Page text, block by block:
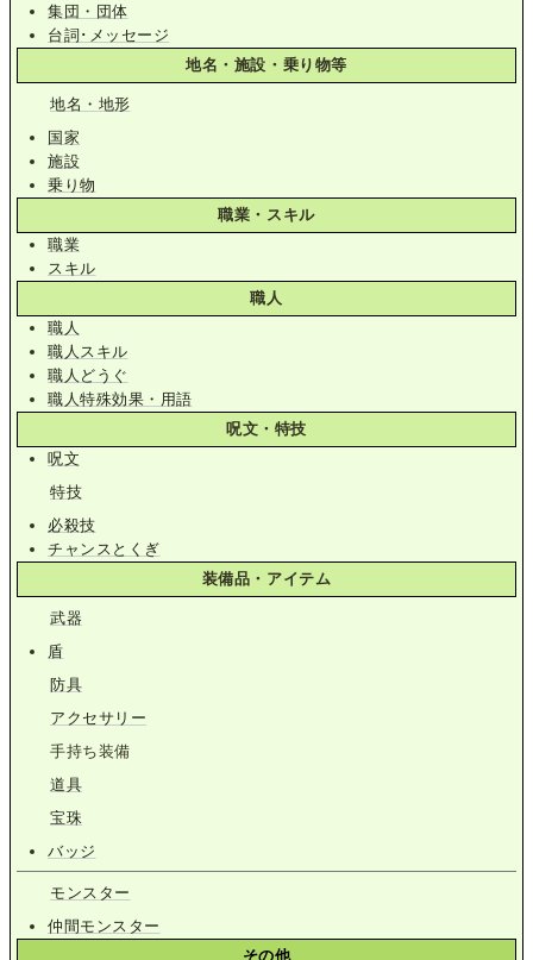
集団・団体
台詞･メッセージ
地名・施設・乗り物等
地名・地形
国家
施設
乗り物
職業・スキル
職業
スキル
職人
職人
職人スキル
職人どうぐ
職人特殊効果・用語
呪文・特技
呪文
特技
必殺技
チャンスとくぎ
装備品・アイテム
武器
盾
防具
アクセサリー
手持ち装備
道具
宝珠
バッジ
モンスター
仲間モンスター
その他